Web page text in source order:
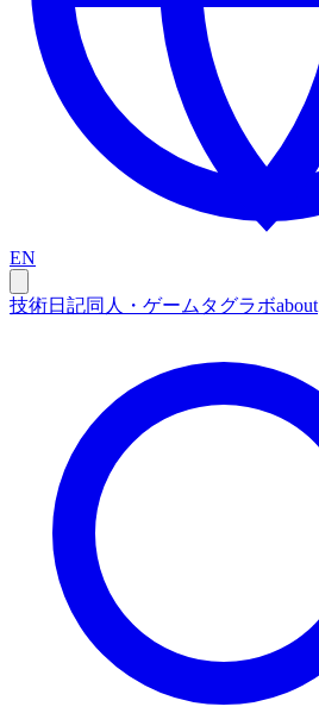
EN
技術日記同人・ゲーム タグラボabout